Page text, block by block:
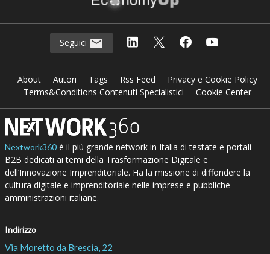
Seguici
About Autori Tags Rss Feed
Privacy e Cookie Policy
Terms&Conditions Contenuti Specialistici
Cookie Center
Nextwork360è il più grande network in Italia di testate e portali
B2B dedicati ai temi della Trasformazione Digitale e
dell’Innovazione Imprenditoriale. Ha la missione di diffondere la
cultura digitale e imprenditoriale nelle imprese e pubbliche
amministrazioni italiane.
Indirizzo
Via Moretto da Brescia, 22